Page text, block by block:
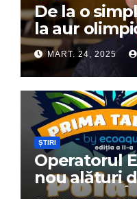
De la o
la aur
Dumitru
MART. 24, 2025
ȘTIRI
Operatorul
nou alături
călărășeni.